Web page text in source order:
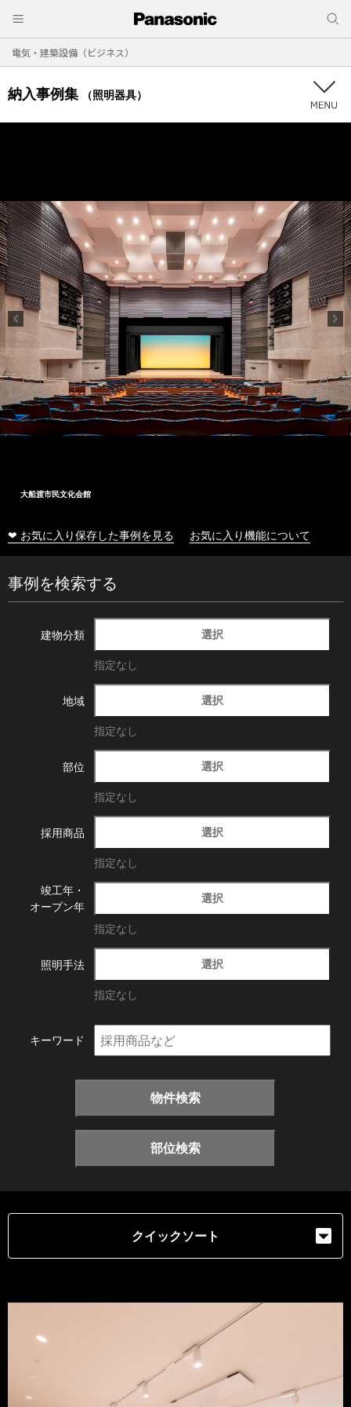
電気・建築設備（ビジネス）
納入事例集 （照明器具）
大船渡市民文化会館
❤ お気に入り保存した事例を見る お気に入り機能について
事例を検索する
建物分類 選択
指定なし
地域 選択
指定なし
部位 選択
指定なし
採用商品 選択
指定なし
竣工年・
オープン年
選択
指定なし
照明手法 選択
指定なし
キーワード
物件検索
部位検索
クイックソート